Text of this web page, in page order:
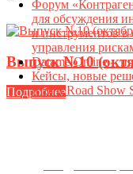
Форум
для обсуждения
и инструментов в
управления
Datame.Online –
Кейсы, новые
итоги Road Show
Выпуск №10
Подробнее